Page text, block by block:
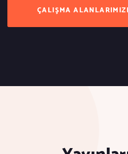
ÇALIŞMA